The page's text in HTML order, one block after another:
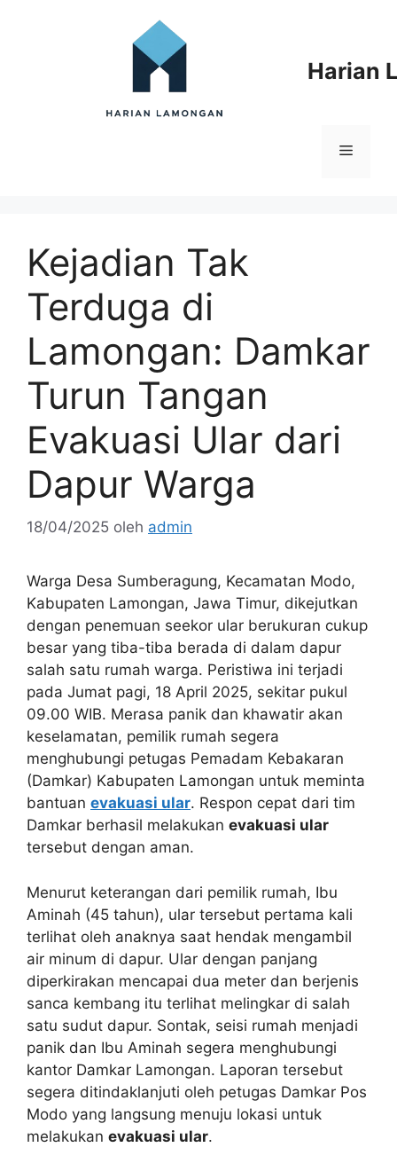
Harian
Menu
Kejadian Tak
Terduga di
Lamongan: Damkar
Turun Tangan
Evakuasi Ular dari
Dapur Warga
18/04/2025 oleh admin
Warga Desa Sumberagung, Kecamatan Modo,
Kabupaten Lamongan, Jawa Timur, dikejutkan
dengan penemuan seekor ular berukuran cukup
besar yang tiba-tiba berada di dalam dapur
salah satu rumah warga. Peristiwa ini terjadi
pada Jumat pagi, 18 April 2025, sekitar pukul
09.00 WIB. Merasa panik dan khawatir akan
keselamatan, pemilik rumah segera
menghubungi petugas Pemadam Kebakaran
(Damkar) Kabupaten Lamongan untuk meminta
bantuan evakuasi ular. Respon cepat dari tim
Damkar berhasil melakukan evakuasi ular
tersebut dengan aman.
Menurut keterangan dari pemilik rumah, Ibu
Aminah (45 tahun), ular tersebut pertama kali
terlihat oleh anaknya saat hendak mengambil
air minum di dapur. Ular dengan panjang
diperkirakan mencapai dua meter dan berjenis
sanca kembang itu terlihat melingkar di salah
satu sudut dapur. Sontak, seisi rumah menjadi
panik dan Ibu Aminah segera menghubungi
kantor Damkar Lamongan. Laporan tersebut
segera ditindaklanjuti oleh petugas Damkar Pos
Modo yang langsung menuju lokasi untuk
melakukan evakuasi ular.